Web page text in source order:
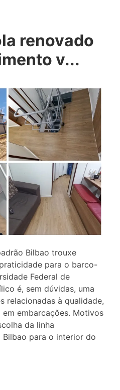
renovado
v...
Bilbao trouxe
para o barco-
Federal de
é, sem dúvidas, uma
relacionadas à qualidade,
embarcações. Motivos
da linha
para o interior do